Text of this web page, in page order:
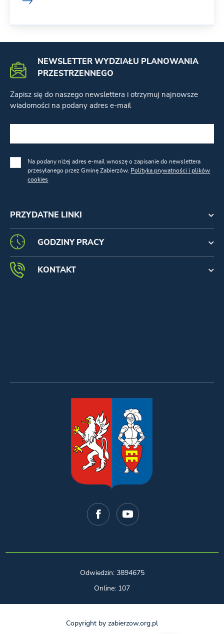
PRZYDATNE LINKI
NEWSLETTER WYDZIAŁU PLANOWANIA
PRZESTRZENNEGO
Zapisz się do naszego newslettera i otrzymuj najnowsze
wiadomości na podany adres e-mail
Na podany niżej adres e-mail wnoszę o zapisanie do newslettera
przesyłanego przez Gminę Zabierzów. Polityka prywatności i plików
cookies
GODZINY PRACY
KONTAKT
Odwiedzin: 3894675
Online: 107
Copyright by zabierzow.org.pl